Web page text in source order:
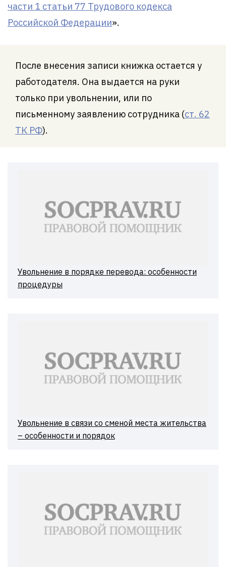
части 1 статьи 77 Трудового кодекса
Российской Федерации».
После внесения записи книжка остается у
работодателя. Она выдается на руки
только при увольнении, или по
письменному заявлению сотрудника (ст. 62
ТК РФ).
Увольнение в порядке перевода: особенности
процедуры
Увольнение в связи со сменой места жительства
– особенности и порядок